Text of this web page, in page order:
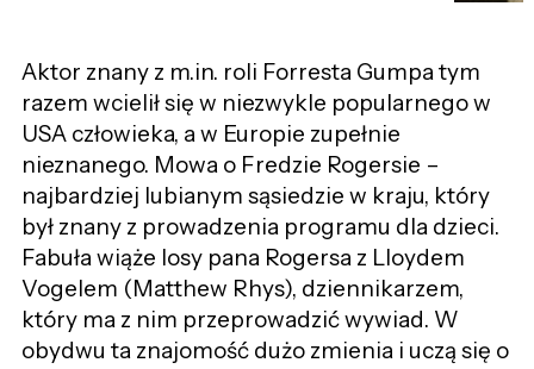
Aktor znany z m.in. roli Forresta Gumpa tym
razem wcielił się w niezwykle popularnego w
USA człowieka, a w Europie zupełnie
nieznanego. Mowa o Fredzie Rogersie –
najbardziej lubianym sąsiedzie w kraju, który
był znany z prowadzenia programu dla dzieci.
Fabuła wiąże losy pana Rogersa z Lloydem
Vogelem (Matthew Rhys), dziennikarzem,
który ma z nim przeprowadzić wywiad. W
obydwu ta znajomość dużo zmienia i uczą się o